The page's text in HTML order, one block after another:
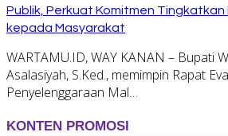
Publik, Perkuat Komitmen
kepada Masyarakat
WARTAMU.ID, WAY KANAN – Bupati
Asalasiyah, S.Ked., memimpin Rapat
Penyelenggaraan Mal…